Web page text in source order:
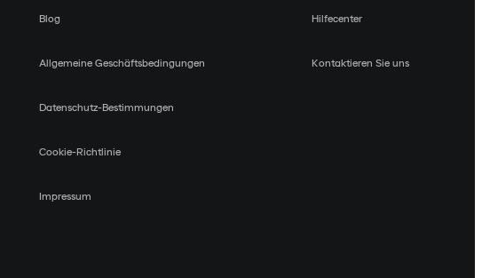
Blog
Allgemeine Geschäftsbedingungen
Datenschutz-Bestimmungen
Cookie-Richtlinie
Impressum
Hilfecenter
Kontaktieren Sie uns